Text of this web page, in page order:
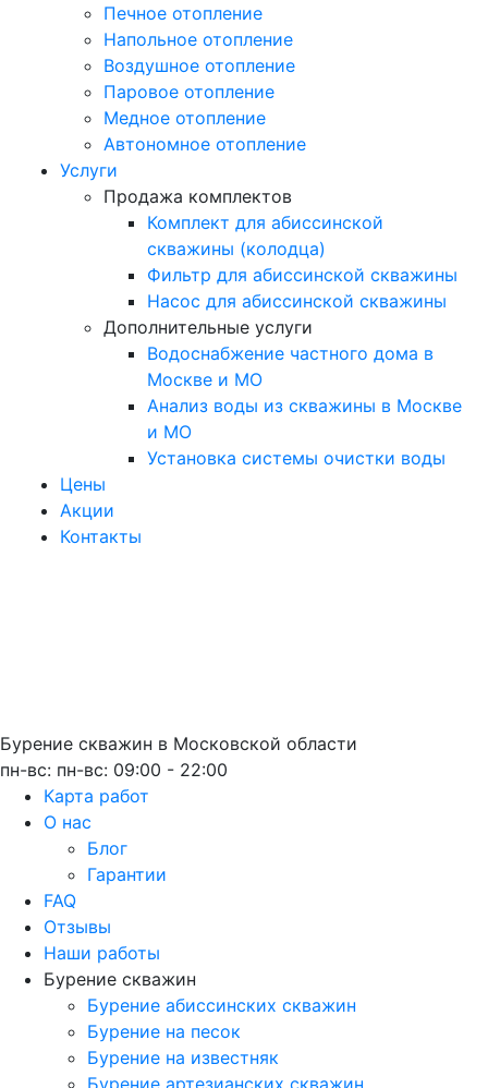
Печное отопление
Напольное отопление
Воздушное отопление
Паровое отопление
Медное отопление
Автономное отопление
Услуги
Продажа комплектов
Комплект для абиссинской
скважины (колодца)
Фильтр для абиссинской скважины
Насос для абиссинской скважины
Дополнительные услуги
Водоснабжение частного дома в
Москве и МО
Анализ воды из скважины в Москве
и МО
Установка системы очистки воды
Цены
Акции
Контакты
Бурение скважин в Московской области
пн-вс: пн-вс: 09:00 - 22:00
Карта работ
О нас
Блог
Гарантии
FAQ
Отзывы
Наши работы
Бурение скважин
Бурение абиссинских скважин
Бурение на песок
Бурение на известняк
Бурение артезианских скважин